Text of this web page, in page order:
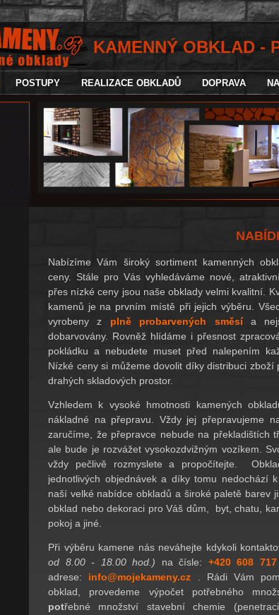
KAMENNÝ OBKLAD -
POSTUPY REALIZACE OBKLADŮ DOPRAVA
Nabízíme Vám široký sortimentkamenných
ceny. Stále pro Vás vyhledáváme nové,
přes nízké ceny jsou naše obklady velmi kvalitní.
kamenů je na prvním místě při jejich výběru.
vyrobeny z plně probarvených směsí
a
dobarvovány. Rovněž hlídáme i přesnost
pokládku a nebudete muset před nalepením
Nízké ceny si můžeme dovolit díky distribuci
drahých skladových prostor.
Vzhledem k vysoké hmotnosti kamených
nákladné na přepravu. Vždy jej přepravujeme
zaručíme, že přepravce nebude na překladištích
ale bude je rozvážet vysokozdvižným vozíkem.
vždy pečlivě rozmyslete a propočítejte.
jednotlivých objednávek a díky tomu nedochází
naší velké nabídce obkladů a široké paletě barev
obklad nebo dekoraci pro Váš dům, byt, chatu,
pokoj a jiné.
Při výběru kamene násneváhejte kdykoli
od 8.00 - 18.00 hod.) na čísle: +420 608
adrese: info@mojekameny.cz . Rádi Vám pom
obklad, provedeme výpočet potřebného
potřebné množství stavební chemie